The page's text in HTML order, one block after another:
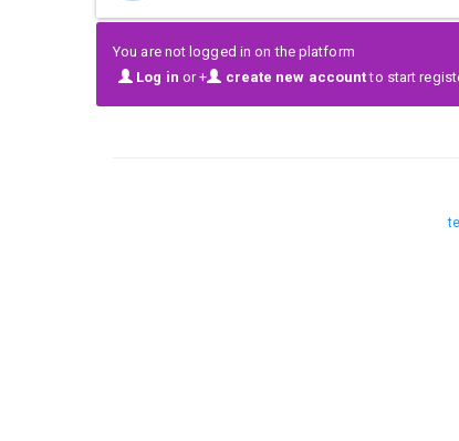
You are not logged in on the platform
Log in or + create new accountto start